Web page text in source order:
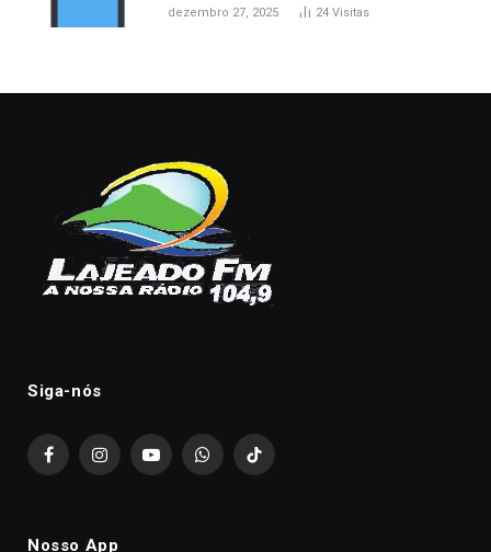
dezembro 27, 2025 24 Visitas
Siga-nós
FacebookInstagramYouTubeWhatsAppTikTok
Nosso App